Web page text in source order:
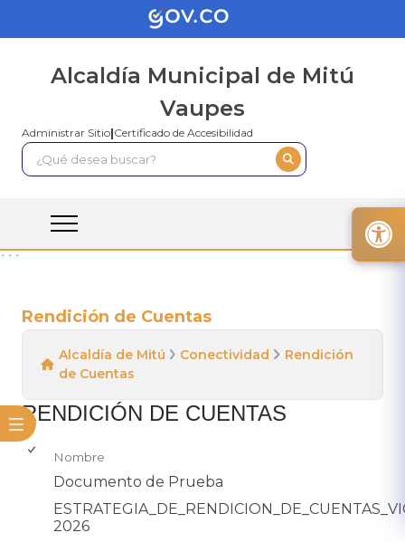
Alcaldía Municipal de Mitú
Vaupes
Administrar Sitio|Certificado de Accesibilidad
```
Rendición de Cuentas
Alcaldía de Mitú Conectividad
Rendición
de Cuentas
​R​ENDICIÓN DE CUENTAS
Nombre
Documento de Prueba
2026